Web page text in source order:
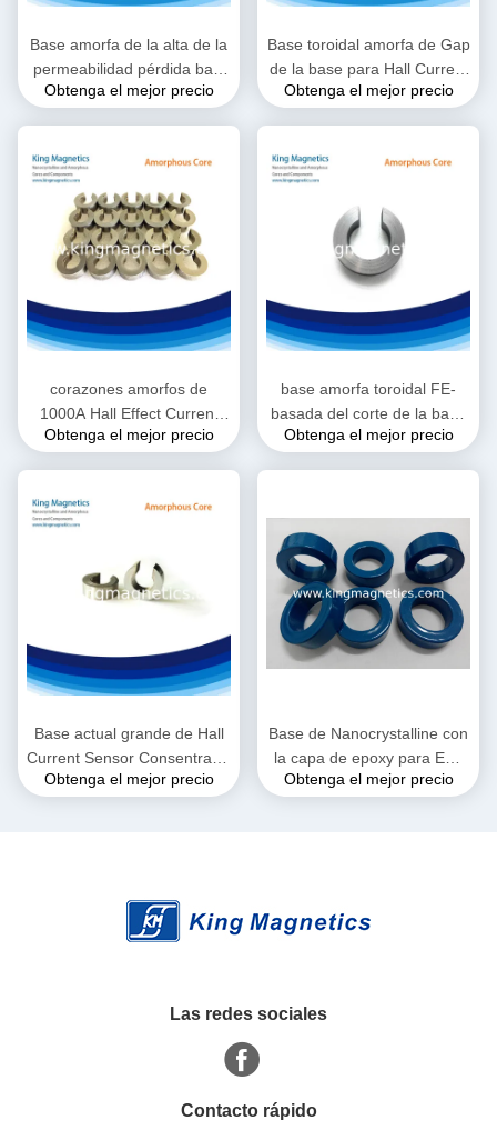
Base amorfa de la alta de la
permeabilidad pérdida baja
de la base
Obtenga el mejor precio
Base toroidal amorfa de Gap
de la base para Hall Current
Sensor 1000A
Obtenga el mejor precio
corazones amorfos de
1000A Hall Effect Current
Sensor Consentrator Gap
Obtenga el mejor precio
base amorfa toroidal FE-
basada del corte de la base
de Nanocrystalline para Hall
Obtenga el mejor precio
Base actual grande de Hall
Current Sensor Consentrator
Amorphous Gap
Obtenga el mejor precio
Base de Nanocrystalline con
la capa de epoxy para EMI
Filter
Obtenga el mejor precio
Las redes sociales
Contacto rápido